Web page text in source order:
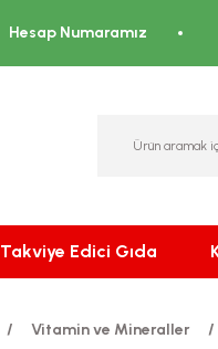
Hesap Numaramız
Takviye Edici Gıda
Vitamin ve Mineraller